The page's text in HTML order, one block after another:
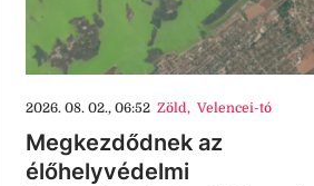
2026. 08. 02., 06:52 Zöld, Velencei-tó
Megkezdődnek az
élőhelyvédelmi